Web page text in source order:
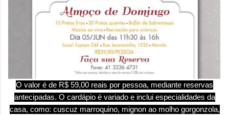
O valor é de R$ 59,00 reais por pessoa, mediante reservas
antecipadas. O cardápio évariado e inclui especialidades da
casa, como: cuscuz marroquino, mignon ao molho gorgonzola,